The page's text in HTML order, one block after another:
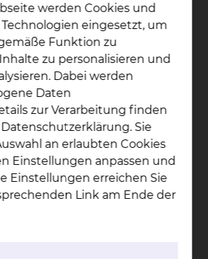
unterscheidet bei der
wahlärztlichen Leistung durch
des Wahlarztes
und unvorhersehbarer
Wahlarztes. Bei einer
Verhinderung Ihres Wahlarztes
Leistung von seinem
Vertreter übernommen. Bei
für die Wahlleistung
erhalten Sie eine
Vertreter der Chefärzte
Im Falle der unvorhersehbaren
Wahlarztes werden die
in Rechnung gestellt.
werden Cookies und
eingesetzt, um
Funktion zu
zu personalisieren und
Dabei werden
Daten
zur Verarbeitung finden
Sie
an erlaubten Cookies
Einstellungen anpassen und
Einstellungen erreichen Sie
Link am Ende der